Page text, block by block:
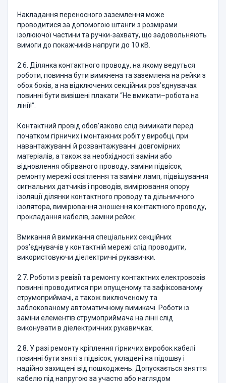
Накладання переносного заземлення може
проводитися за допомогою штанги з розмірами
ізолюючої частини та ручки-захвату, що задовольняють
вимоги до покажчиків напруги до 10 кВ.
2.6. Ділянка контактного проводу, на якому ведуться
роботи, повинна бути вимкнена та заземлена на рейки з
обох боків, а на відключених секційних роз’єднувачах
повинні бути вивішені плакати “Не вмикати–робота на
лінії!”.
Контактний провід обов’язково слід вимикати перед
початком гірничих і монтажних робіт у виробці, при
навантажуванні й розвантажуванні довгомірних
матеріалів, а також за необхідності заміни або
відновлення обірваного проводу, заміни підвісок,
ремонту мережі освітлення та заміни ламп, підвішування
сигнальних датчиків і проводів, вимірювання опору
ізоляції ділянки контактного проводу та дільничного
ізолятора, вимірювання зношення контактного проводу,
прокладання кабелів, заміни рейок.
Вмикання й вимикання спеціальних секційних
роз’єднувачів у контактній мережі слід проводити,
використовуючи діелектричні рукавички.
2.7. Роботи з ревізії та ремонту контактних електровозів
повинні проводитися при опущеному та зафіксованому
струмоприймачі, а також виключеному та
заблокованому автоматичному вимикачі. Роботи із
заміни елементів струмоприймача на лінії слід
виконувати в діелектричних рукавичках.
2.8. У разі ремонту кріплення гірничих виробок кабелі
повинні бути зняті з підвісок, укладені на підошву і
надійно захищені від пошкоджень. Допускається зняття
кабелю під напругою за участю або наглядом